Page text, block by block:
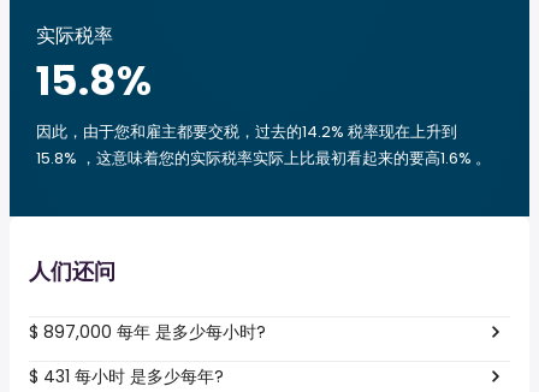
实际税率
15.8%
因此，由于您和雇主都要交税，过去的14.2% 税率现在上升到
15.8% ，这意味着您的实际税率实际上比最初看起来的要高1.6% 。
人们还问
$ 897,000 每年 是多少每小时?
$ 431 每小时 是多少每年?